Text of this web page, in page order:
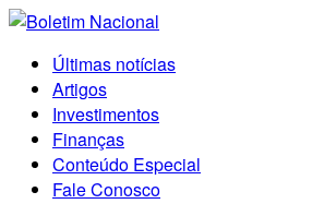
Últimas notícias
Artigos
Investimentos
Finanças
Conteúdo Especial
Fale Conosco